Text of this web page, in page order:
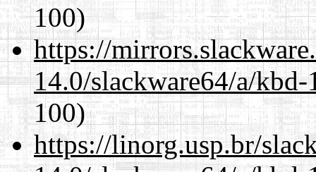
100)
https://
14.0/slackware64/a/
100)
https://linorg.usp.br/